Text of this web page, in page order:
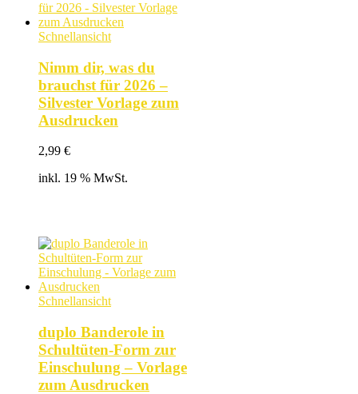
Schnellansicht
Nimm dir, was du
brauchst für 2026 –
Silvester Vorlage zum
Ausdrucken
2,99 €
inkl. 19 % MwSt.
Schnellansicht
duplo Banderole in
Schultüten-Form zur
Einschulung – Vorlage
zum Ausdrucken